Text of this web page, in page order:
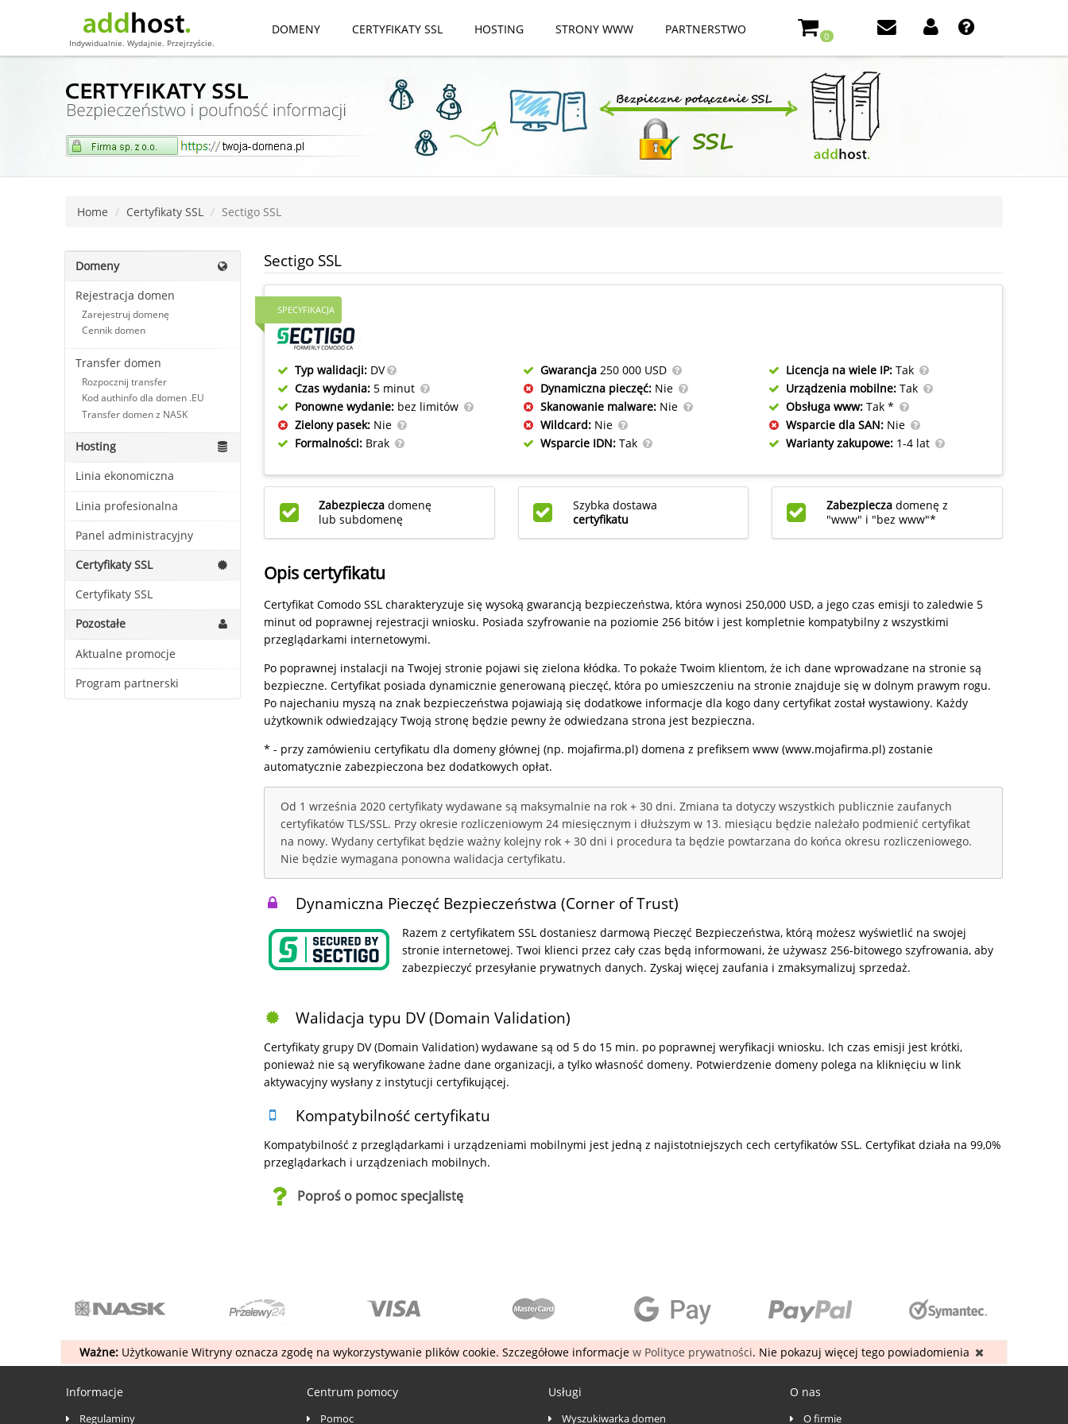
Indywidualnie. Wydajnie. Przejrzyście.
DOMENY CERTYFIKATY SSL HOSTING STRONY WWW PARTNERSTWO 0
Home Certyfikaty SSL Sectigo SSL
Domeny
Rejestracja domen
Zarejestruj domenę
Cennik domen
Transfer domen
Rozpocznij transfer
Kod authinfo dla domen .EU
Transfer domen z NASK
Hosting
Linia ekonomiczna
Linia profesionalna
Panel administracyjny
Certyfikaty SSL
Certyfikaty SSL
Pozostałe
Aktualne promocje
Program partnerski
Sectigo SSL
SPECYFIKACJA
Typ walidacji: DV
Czas wydania: 5 minut
Ponowne wydanie: bez limitów
Zielony pasek: Nie
Formalności: Brak
Gwarancja 250 000 USD
Dynamiczna pieczęć: Nie
Skanowanie malware: Nie
Wildcard: Nie
Wsparcie IDN: Tak
Licencja na wiele IP: Tak
Urządzenia mobilne: Tak
Obsługa www: Tak *
Wsparcie dla SAN: Nie
Warianty zakupowe: 1-4 lat
Zabezpiecza domenę
lub subdomenę
Szybka dostawa
certyfikatu
Zabezpieczadomenę z
"www" i "bez www"*
Opis certyfikatu
Certyfikat Comodo SSL charakteryzuje się wysoką gwarancją bezpieczeństwa, która wynosi 250,000 USD, a jego czas emisji to zaledwie 5
minut od poprawnej rejestracji wniosku. Posiada szyfrowanie na poziomie 256 bitów i jest kompletnie kompatybilny z wszystkimi
przeglądarkami internetowymi.
Po poprawnej instalacji na Twojej stronie pojawi się zielona kłódka. To pokaże Twoim klientom, że ich dane wprowadzane na stronie są
bezpieczne. Certyfikat posiada dynamicznie generowaną pieczęć, która po umieszczeniu na stronie znajduje się w dolnym prawym rogu.
Po najechaniu myszą na znak bezpieczeństwa pojawiają się dodatkowe informacje dla kogo dany certyfikat został wystawiony. Każdy
użytkownik odwiedzający Twoją stronę będzie pewny że odwiedzana strona jest bezpieczna.
* - przy zamówieniu certyfikatu dla domeny głównej (np. mojafirma.pl) domena z prefiksem www (www.mojafirma.pl) zostanie
automatycznie zabezpieczona bez dodatkowych opłat.
Od 1 września 2020 certyfikaty wydawane są maksymalnie na rok + 30 dni. Zmiana ta dotyczy wszystkich publicznie zaufanych
certyfikatów TLS/SSL. Przy okresie rozliczeniowym 24 miesięcznym i dłuższym w 13. miesiącu będzie należało podmienić certyfikat
na nowy. Wydany certyfikat będzie ważny kolejny rok + 30 dni i procedura ta będzie powtarzana do końca okresu rozliczeniowego.
Nie będzie wymagana ponowna walidacja certyfikatu.
Dynamiczna Pieczęć Bezpieczeństwa (Corner of Trust)
Razem z certyfikatem SSL dostaniesz darmową Pieczęć Bezpieczeństwa, którą możesz wyświetlić na swojej
stronie internetowej. Twoi klienci przez cały czas będą informowani, że używasz 256-bitowego szyfrowania, aby
zabezpieczyć przesyłanie prywatnych danych. Zyskaj więcej zaufania i zmaksymalizuj sprzedaż.
Walidacja typu DV (Domain Validation)
Certyfikaty grupy DV (Domain Validation) wydawane są od 5 do 15 min. po poprawnej weryfikacji wniosku. Ich czas emisji jest krótki,
ponieważ nie są weryfikowane żadne dane organizacji, a tylko własność domeny. Potwierdzenie domeny polega na kliknięciu w link
aktywacyjny wysłany z instytucji certyfikującej.
Kompatybilność certyfikatu
Kompatybilność z przeglądarkami i urządzeniami mobilnymi jest jedną z najistotniejszych cech certyfikatów SSL. Certyfikat działa na 99,0%
przeglądarkach i urządzeniach mobilnych.
Poproś o pomoc specjalistę
Ważne:Użytkowanie Witryny oznacza zgodę na wykorzystywanie plików cookie. Szczegółowe informacje w Polityce prywatności. Nie pokazuj więcej tego powiadomienia
Informacje
Regulaminy
Centrum pomocy
Pomoc
Usługi
Wyszukiwarka domen
O nas
O firmie